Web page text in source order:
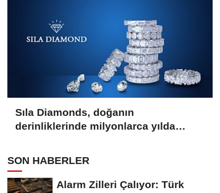
Sıla Diamonds, doğanın
derinliklerinde milyonlarca yılda
SON HABERLER
Alarm Zilleri Çalıyor: Türk